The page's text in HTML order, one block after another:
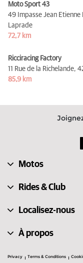
Moto Sport 43
49 Impasse Jean Etienne
Laprade
72,7 km
Ricciracing Factory
11 Rue de la Richelande,
85,9 km
Motos
Rides & Club
Localisez-nous
À propos
Privacy Terms & Conditions